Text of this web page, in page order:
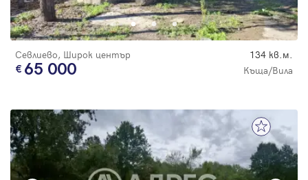
Севлиево, Широк център 134 кв.м.
65 000 Къща/Вила